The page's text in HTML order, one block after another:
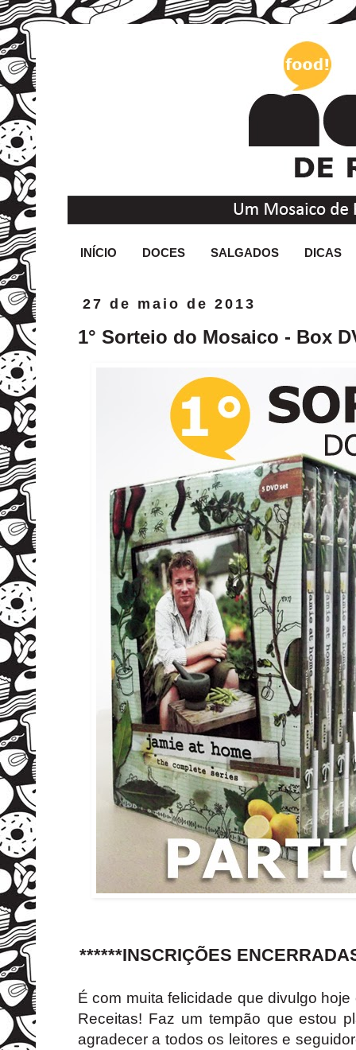
INÍCIO DOCES SALGADOS DICAS
27 de maio de 2013
1° Sorteio do Mosaico - Box
******INSCRIÇÕES
É com muita felicidade que divulgo
Receitas! Faz um tempão que estou
agradecer a todos os leitores e